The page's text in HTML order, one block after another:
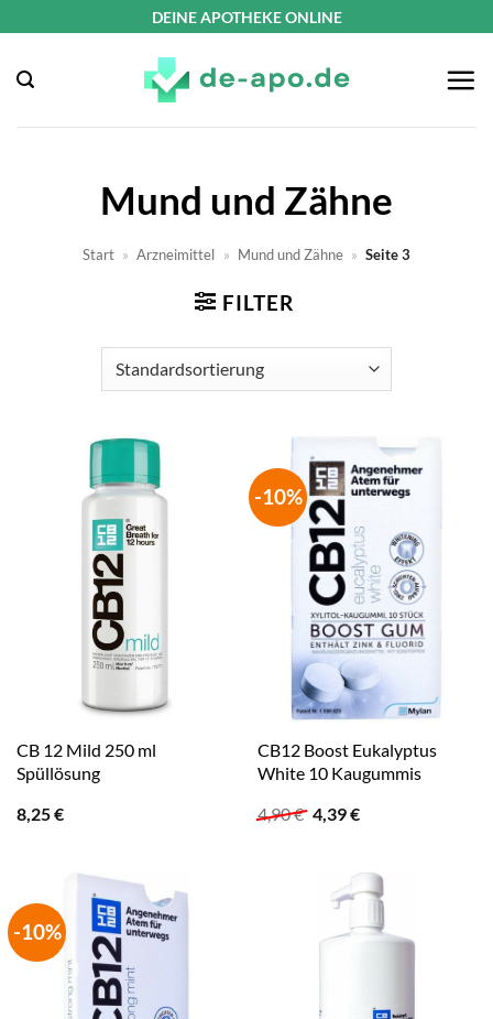
springen
DEINE APOTHEKE ONLINE
Mund und Zähne
Start » Arzneimittel » Mund und Zähne » Seite 3
FILTER
CB 12 Mild 250 ml
Spüllösung
8,25€
-10%
CB12 Boost Eukalyptus
White 10 Kaugummis
4,90€ Ursprünglicher
4,39€Aktueller
-10%